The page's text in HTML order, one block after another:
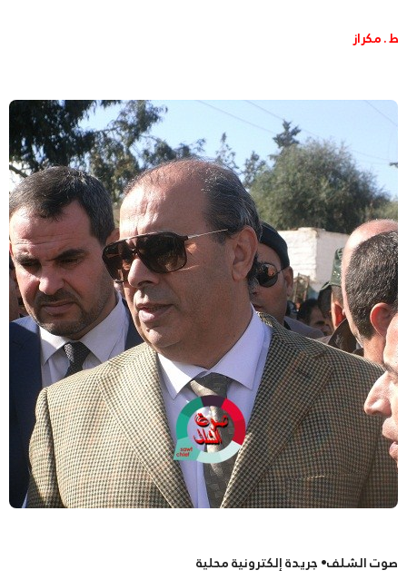
ط . مكراز
صوت الشلف• جريدة إلكترونية محلية